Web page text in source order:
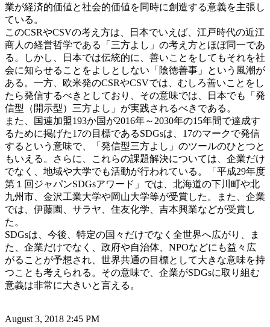
業が経済的価値と社会的価値を同時に創造する意義を主張し
ている。
このCSRやCSVの考え方は、日本でいえば、江戸時代の近江
商人の経営哲学である「三方よし」の考え方とほぼ同一であ
る。しかし、日本では伝統的に、善いことをしてもそれを社
会に知らせることをよしとしない「陰徳善事」という風潮が
ある。一方、欧米発のCSRやCSVでは、むしろ善いことをし
たら発信するべきとしており、その意味では、日本でも「発
信型（開示型）三方よし」が実践されるべきである。
また、国連加盟193か国が2016年～2030年の15年間で達成す
るために掲げた17の目標であるSDGsは、17のマークで発信
するという意味で、「発信型三方よし」のツールのひとつと
もいえる。さらに、これらの課題解決については、企業だけ
でなく、地域や大学でも活動が行われている。「平成29年度
第１回ジャパンSDGsアワード」では、北海道の下川町や北
九州市、金沢工業大学や岡山大学等が受賞した。また、企業
では、伊藤園、サラヤ、住友化学、吉本興業などが受賞し
た。
SDGsは、今後、特定の国々だけでなく全世界へ広がり、ま
た、企業だけでなく、政府や自治体、NPOなどにも益々広
がることが予想され、世界共通の目標として大きな意味を持
つことも考えられる。その意味で、企業がSDGsに取り組む
意義は非常に大きいと言える。
August 3, 2018 2:45 PM